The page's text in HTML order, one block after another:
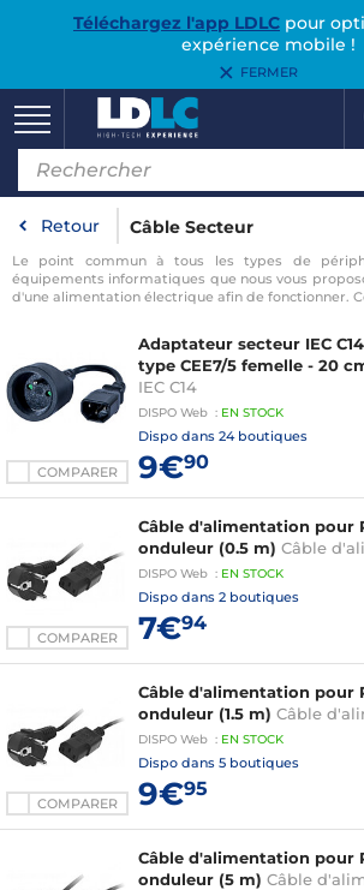
Téléchargez l'app LDLCpour
expérience mobile !
FERMER
Retour Câble Secteur
Le point commun à tous les types de
équipements informatiques que nous vous
d'une alimentation électrique afin de fonctionner.
d'accessoires afin de brancher votre nouvelle
de LDLC et découvrez votre parfait
électrique ou bien la rallonge pas chère qui
où bon vous semble votre nouveau PC ! Vous
dont le transformateur ne fonctionne plus ? Nous
COMPARER
Adaptateur secteur IEC
type CEE7/5 femelle - 20
IEC C14
DISPO Web : EN STOCK
Dispo dans 24 boutiques
9€90
COMPARER
Câble d'alimentation pour
onduleur (0.5 m) Câble
DISPO Web : EN STOCK
Dispo dans 2 boutiques
7€94
COMPARER
Câble d'alimentation pour
onduleur (1.5 m) Câble
DISPO Web : EN STOCK
Dispo dans 5 boutiques
9€95
Câble d'alimentation pour
onduleur (5 m) Câble